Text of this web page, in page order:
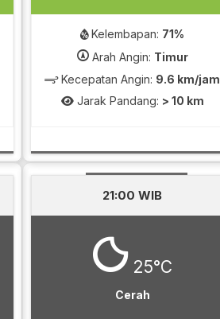
Kelembapan: 71%
Arah Angin: Timur
Kecepatan Angin: 9.6 km/jam
Jarak Pandang: > 10 km
21:00 WIB
25°C
Cerah